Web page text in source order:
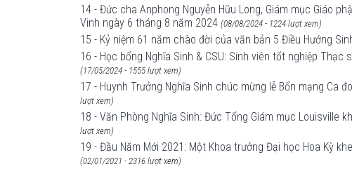
14 - Đức cha Anphong Nguyễn Hữu Long, Giám mục Giáo
Vinh ngày 6 tháng 8 năm 2024 (08/08/2024 - 1224 lượt xem)
15 - Kỷ niệm 61 năm chào đời của văn bản 5 Điều Hướng
16 - Học bổng Nghĩa Sinh & CSU: Sinh viên tốt nghiệp
(17/05/2024 - 1555 lượt xem)
17 - Huynh Trưởng Nghĩa Sinh chúc mừng lễ Bổn mạng Ca
lượt xem)
18 - Văn Phòng Nghĩa Sinh: Đức Tổng Giám mục Louisville
lượt xem)
19 - Đầu Năm Mới 2021: Một Khoa trưởng Đại học Hoa Kỳ
(02/01/2021 - 2316 lượt xem)